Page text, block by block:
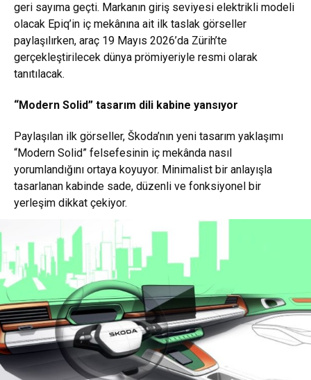
geri sayıma geçti. Markanın giriş seviyesi elektrikli modeli
olacak Epiq’in iç mekânına ait ilk taslak görseller
paylaşılırken, araç 19 Mayıs 2026’da Zürih’te
gerçekleştirilecek dünya prömiyeriyle resmi olarak
tanıtılacak.
“Modern Solid” tasarım dili kabine yansıyor
Paylaşılan ilk görseller, Škoda’nın yeni tasarım yaklaşımı
“Modern Solid” felsefesinin iç mekânda nasıl
yorumlandığını ortaya koyuyor. Minimalist bir anlayışla
tasarlanan kabinde sade, düzenli ve fonksiyonel bir
yerleşim dikkat çekiyor.